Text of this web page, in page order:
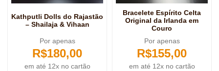
Kathputli Dolls do Rajastão
– Shailaja & Vihaan
Por apenas
R$180,00
em até 12x no cartão
Bracelete Espírito Celta
Original da Irlanda em
Couro
Por apenas
R$155,00
em até 12x no cartão